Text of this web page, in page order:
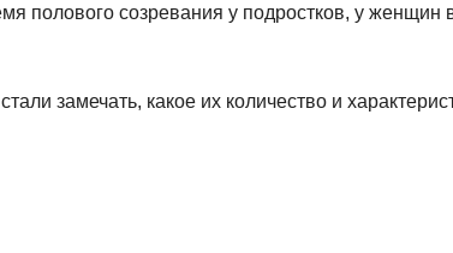
полового созревания у подростков, у женщин
замечать, какое их количество и